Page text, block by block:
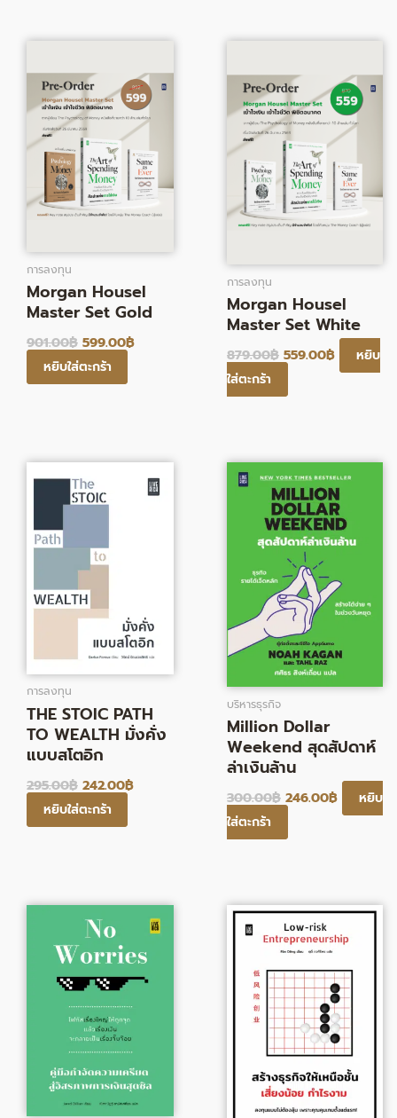
การลงทุน
Morgan Housel
Master Set Gold
901.00฿
901.00฿.
599.00฿
599.00฿.
หยิบใส่ตะกร้า
การลงทุน
Morgan Housel
Master Set White
879.00฿
879.00฿.
559.00฿
559.00฿.
หยิบ
ใส่ตะกร้า
การลงทุน
THE STOIC PATH
TO WEALTH มั่งคั่ง
แบบสโตอิก
295.00฿
price
was:
295.00฿.
242.00฿
price
242.00฿.
หยิบใส่ตะกร้า
บริหารธุรกิจ
Million Dollar
Weekend สุดสัปดาห์
ล่าเงินล้าน
300.00฿
price
was:
300.00฿.
246.00฿
price
is:
246.00฿.
หยิบ
ใส่ตะกร้า
price
was:
299.00฿.
price
price
was:
310.00฿.
price
254.00฿.